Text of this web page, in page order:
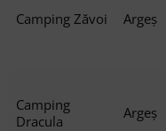
Camping Zăvoi Argeș
Camping
Dracula
Argeș